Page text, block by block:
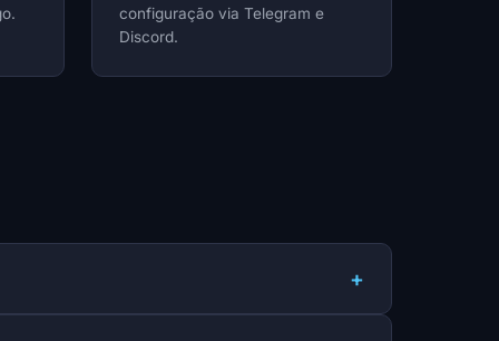
configuração via Telegram e
Discord.